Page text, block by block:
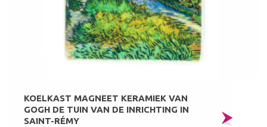
KOELKAST MAGNEET KERAMIEK VAN
GOGH DE TUIN VAN DE INRICHTING IN
SAINT-RÉMY